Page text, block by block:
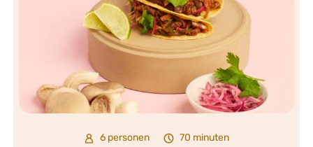
6 personen 70 minuten